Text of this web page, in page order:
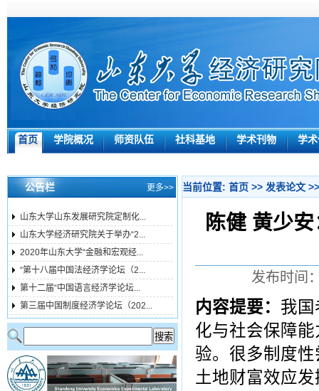
首页 学院概况 师资队伍 社科基地 学术刊物 学
公告栏 更多>>
山东大学山东发展研究院定制化...
山东大学经济研究院关于举办“2...
2020年山东大学“金融和宏观经...
“第十八届中国法经济学论坛（2...
第十二届“中国语言经济学论坛...
第三届中国制度经济学论坛（202...
当前位置: 首页 >> 发表论文
陈健 黄少
发布时间
内容提要： 我
化与社会保障
验。很多制度性
土地财富效应